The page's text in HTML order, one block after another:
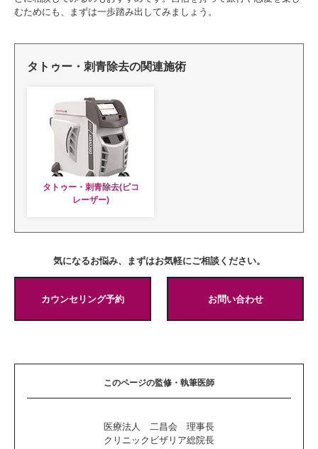
むためにも、まずは一歩踏み出してみましょう。
タトゥー・刺青除去の関連施術
タトゥー・刺青除去(ピコ
レーザー)
気になるお悩み、まずはお気軽にご相談ください。
カウンセリング予約 お問い合わせ
このページの監修・執筆医師
医療法人 二昌会 理事長
クリニックビザリア総院長